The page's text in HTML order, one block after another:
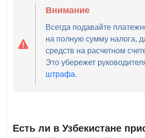
Внимание
Всегда подавайте
на полную сумму налога,
средств на расчетном
Это убережет
штрафа.
Есть ли в Узбекистане